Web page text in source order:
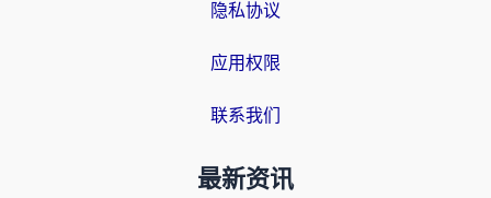
隐私协议
应用权限
联系我们
最新资讯